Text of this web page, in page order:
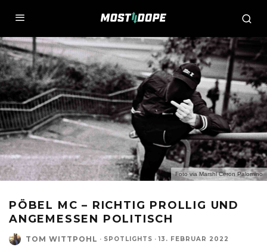
Foto via Marshl Ceron Palomino
PÖBEL MC – RICHTIG PROLLIG UND
ANGEMESSEN POLITISCH
TOM WITTPOHL · SPOTLIGHTS · 13. FEBRUAR 2022